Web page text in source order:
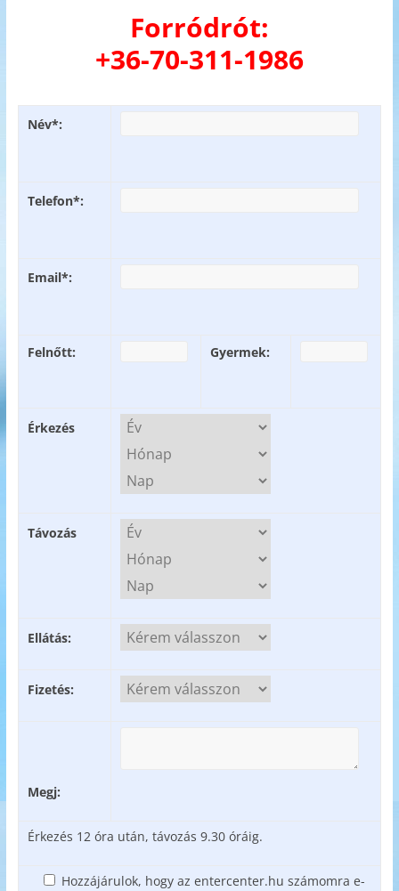
Forródrót:
+36-70-311-1986
Név*:
Telefon*:
Email*:
Felnőtt: Gyermek:
Érkezés
Távozás
Ellátás:
Fizetés:
Megj:
Érkezés 12 óra után, távozás 9.30 óráig.
Hozzájárulok, hogy az entercenter.hu számomra e-